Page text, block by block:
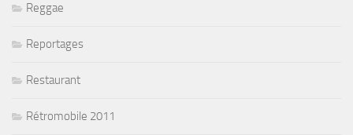
Reggae
Reportages
Restaurant
Rétromobile 2011